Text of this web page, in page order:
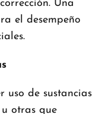
Una
el desempeño
uso de sustancias
u otras que